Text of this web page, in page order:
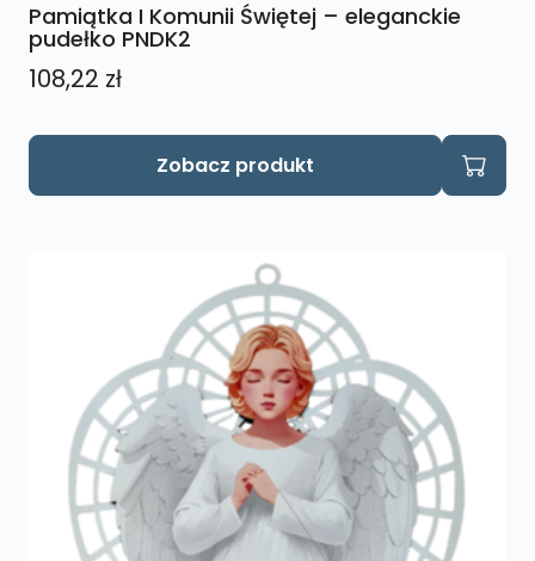
Pamiątka I Komunii Świętej – eleganckie
pudełko PNDK2
108,22 zł
Zobacz produkt